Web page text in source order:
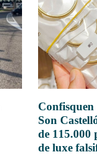
Son
de 115.000
de luxe